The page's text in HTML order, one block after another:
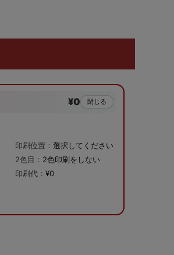
¥0 閉じる
印刷位置：選択してください
2色目： 2色印刷をしない
印刷代：¥0